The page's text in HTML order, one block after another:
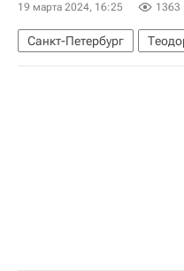
19 марта 2024, 16:25 1363
Санкт-Петербург
Архитектура